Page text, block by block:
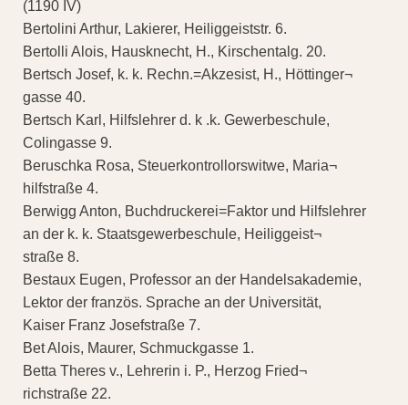
(1190 IV)
Bertolini Arthur, Lakierer, Heiliggeiststr. 6.
Bertolli Alois, Hausknecht, H., Kirschentalg. 20.
Bertsch Josef, k. k. Rechn.=Akzesist, H., Höttinger¬
gasse 40.
Bertsch Karl, Hilfslehrer d. k .k. Gewerbeschule,
Colingasse 9.
Beruschka Rosa, Steuerkontrollorswitwe, Maria¬
hilfstraße 4.
Berwigg Anton, Buchdruckerei=Faktor und Hilfslehrer
an der k. k. Staatsgewerbeschule, Heiliggeist¬
straße 8.
Bestaux Eugen, Professor an der Handelsakademie,
Lektor der französ. Sprache an der Universität,
Kaiser Franz Josefstraße 7.
Bet Alois, Maurer, Schmuckgasse 1.
Betta Theres v., Lehrerin i. P., Herzog Fried¬
richstraße 22.